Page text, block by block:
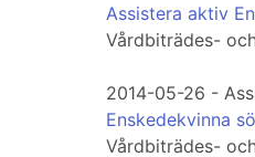
Assistera aktiv
Vårdbiträdes-
2014-05-26 -
Enskedekvinna
Vårdbiträdes-